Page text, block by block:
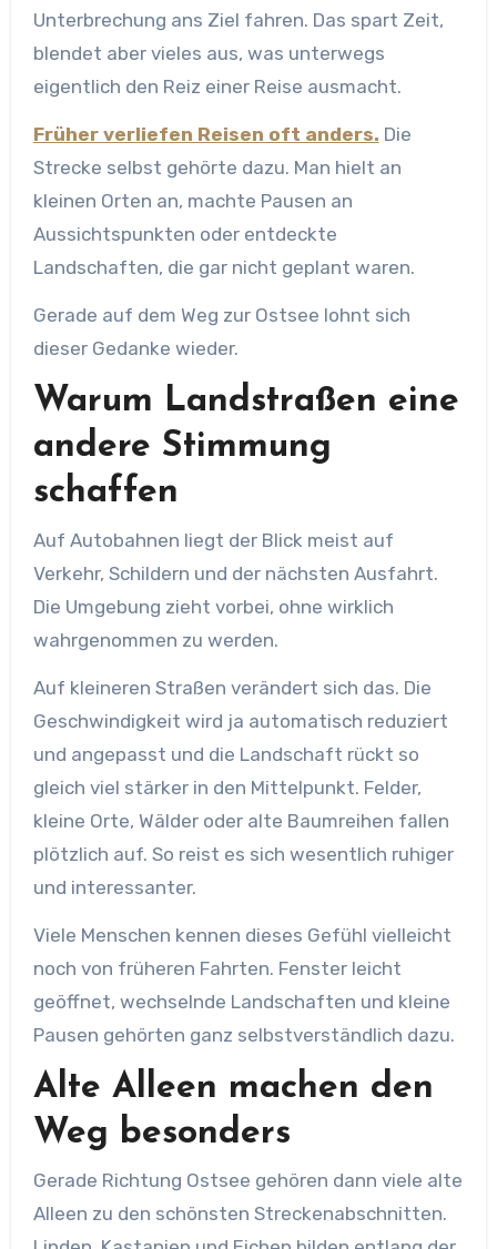
Unterbrechung ans Ziel fahren. Das spart Zeit,
blendet aber vieles aus, was unterwegs
eigentlich den Reiz einer Reise ausmacht.
Früher verliefen Reisen oft anders. Die
Strecke selbst gehörte dazu. Man hielt an
kleinen Orten an, machte Pausen an
Aussichtspunkten oder entdeckte
Landschaften, die gar nicht geplant waren.
Gerade auf dem Weg zur Ostsee lohnt sich
dieser Gedanke wieder.
Warum Landstraßen eine
andere Stimmung
schaffen
Auf Autobahnen liegt der Blick meist auf
Verkehr, Schildern und der nächsten Ausfahrt.
Die Umgebung zieht vorbei, ohne wirklich
wahrgenommen zu werden.
Auf kleineren Straßen verändert sich das. Die
Geschwindigkeit wird ja automatisch reduziert
und angepasst und die Landschaft rückt so
gleich viel stärker in den Mittelpunkt. Felder,
kleine Orte, Wälder oder alte Baumreihen fallen
plötzlich auf. So reist es sich wesentlich ruhiger
und interessanter.
Viele Menschen kennen dieses Gefühl vielleicht
noch von früheren Fahrten. Fenster leicht
geöffnet, wechselnde Landschaften und kleine
Pausen gehörten ganz selbstverständlich dazu.
Alte Alleen machen den
Weg besonders
Gerade Richtung Ostsee gehören dann viele alte
Alleen zu den schönsten Streckenabschnitten.